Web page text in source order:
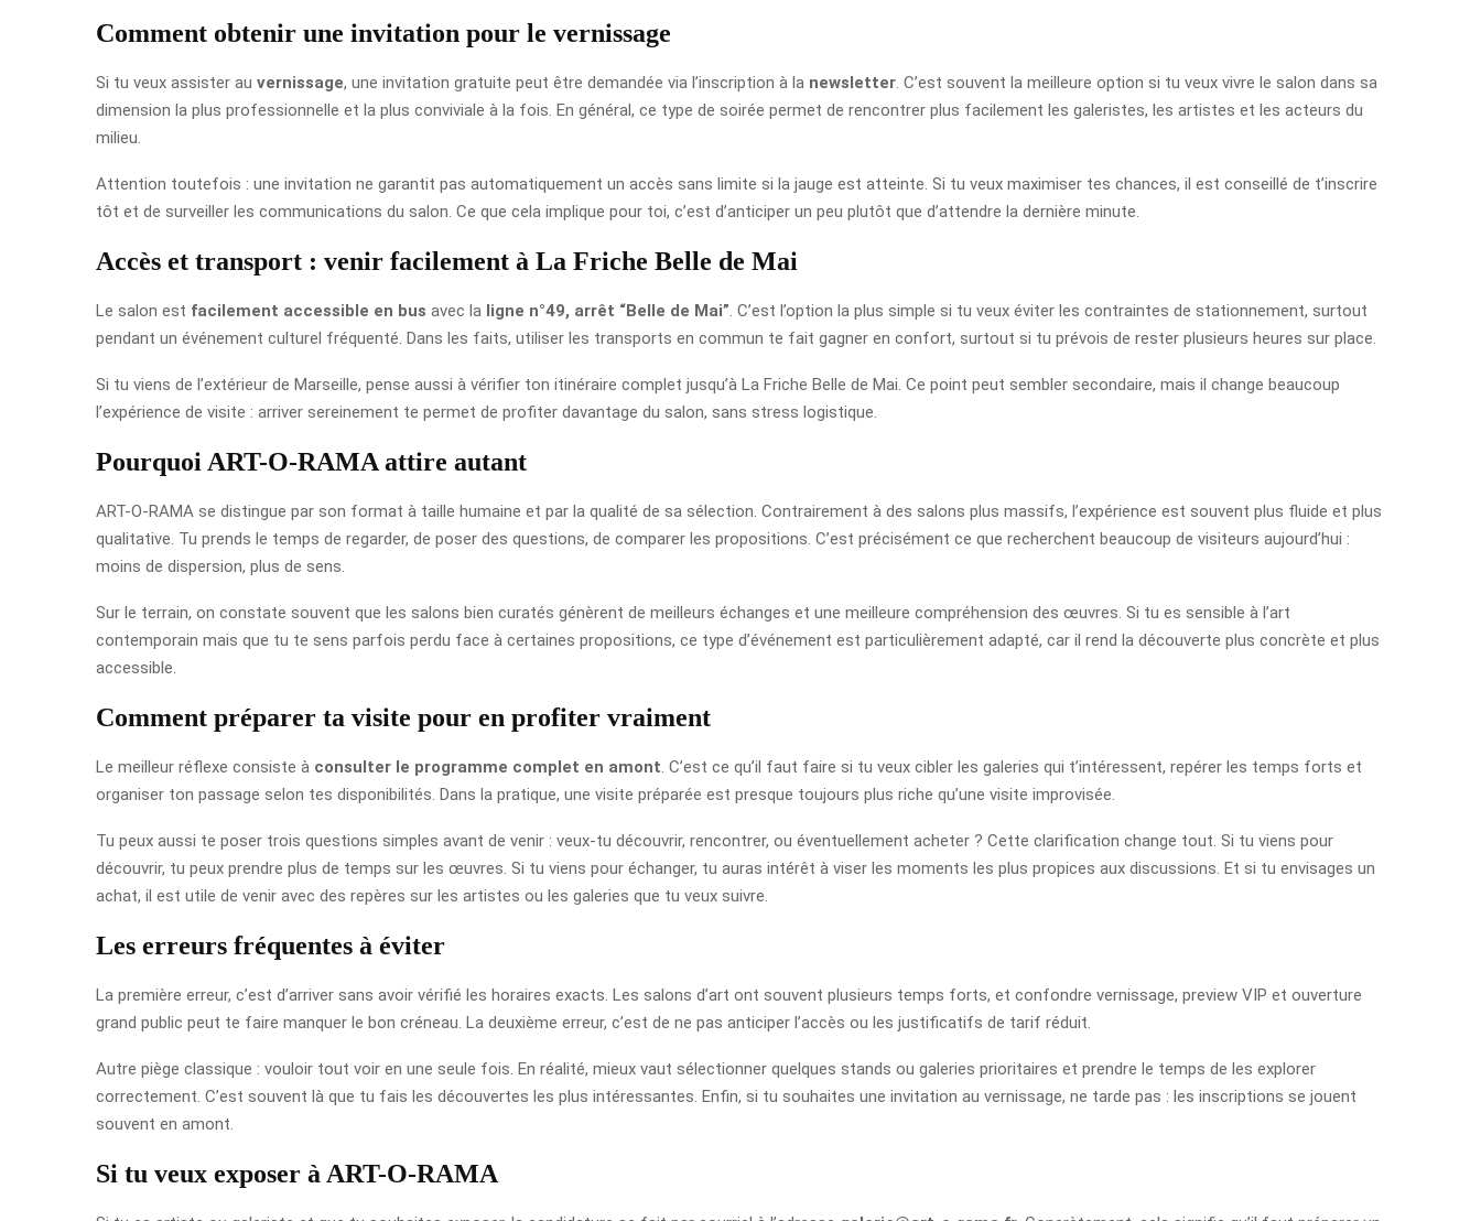
Comment obtenir une invitation pour le vernissage
Si tu veux assister au vernissage, une invitation gratuite peut être demandée via l’inscription à la newsletter . C’est souvent la meilleure option si tu veux vivre le salon dans sa
dimension la plus professionnelle et la plus conviviale à la fois. En général, ce type de soirée permet de rencontrer plus facilement les galeristes, les artistes et les acteurs du
milieu.
Attention toutefois : une invitation ne garantit pas automatiquement un accès sans limite si la jauge est atteinte. Si tu veux maximiser tes chances, il est conseillé de t’inscrire
tôt et de surveiller les communications du salon. Ce que cela implique pour toi, c’est d’anticiper un peu plutôt que d’attendre la dernière minute.
Accès et transport : venir facilement à La Friche Belle de Mai
Le salon est facilement accessible en bus avec la ligne n°49, arrêt “Belle de Mai” . C’est l’option la plus simple si tu veux éviter les contraintes de stationnement, surtout
pendant un événement culturel fréquenté. Dans les faits, utiliser les transports en commun te fait gagner en confort, surtout si tu prévois de rester plusieurs heures sur place.
Si tu viens de l’extérieur de Marseille, pense aussi à vérifier ton itinéraire complet jusqu’à La Friche Belle de Mai. Ce point peut sembler secondaire, mais il change beaucoup
l’expérience de visite : arriver sereinement te permet de profiter davantage du salon, sans stress logistique.
Pourquoi ART-O-RAMA attire autant
ART-O-RAMA se distingue par son format à taille humaine et par la qualité de sa sélection. Contrairement à des salons plus massifs, l’expérience est souvent plus fluide et plus
qualitative. Tu prends le temps de regarder, de poser des questions, de comparer les propositions. C’est précisément ce que recherchent beaucoup de visiteurs aujourd’hui :
moins de dispersion, plus de sens.
Sur le terrain, on constate souvent que les salons bien curatés génèrent de meilleurs échanges et une meilleure compréhension des œuvres. Si tu es sensible à l’art
contemporain mais que tu te sens parfois perdu face à certaines propositions, ce type d’événement est particulièrement adapté, car il rend la découverte plus concrète et plus
accessible.
Comment préparer ta visite pour en profiter vraiment
Le meilleur réflexe consiste à consulter le programme complet en amont . C’est ce qu’il faut faire si tu veux cibler les galeries qui t’intéressent, repérer les temps forts et
organiser ton passage selon tes disponibilités. Dans la pratique, une visite préparée est presque toujours plus riche qu’une visite improvisée.
Tu peux aussi te poser trois questions simples avant de venir : veux-tu découvrir, rencontrer, ou éventuellement acheter ? Cette clarification change tout. Si tu viens pour
découvrir, tu peux prendre plus de temps sur les œuvres. Si tu viens pour échanger, tu auras intérêt à viser les moments les plus propices aux discussions. Et si tu envisages un
achat, il est utile de venir avec des repères sur les artistes ou les galeries que tu veux suivre.
Les erreurs fréquentes à éviter
La première erreur, c’est d’arriver sans avoir vérifié les horaires exacts. Les salons d’art ont souvent plusieurs temps forts, et confondre vernissage, preview VIP et ouverture
grand public peut te faire manquer le bon créneau. La deuxième erreur, c’est de ne pas anticiper l’accès ou les justificatifs de tarif réduit.
Autre piège classique : vouloir tout voir en une seule fois. En réalité, mieux vaut sélectionner quelques stands ou galeries prioritaires et prendre le temps de les explorer
correctement. C’est souvent là que tu fais les découvertes les plus intéressantes. Enfin, si tu souhaites une invitation au vernissage, ne tarde pas : les inscriptions se jouent
souvent en amont.
Si tu veux exposer à ART-O-RAMA